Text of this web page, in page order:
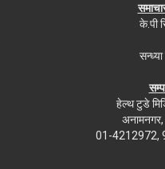
के.पी
हेल्थ टुडे
अनामनगर,
01-4212972,